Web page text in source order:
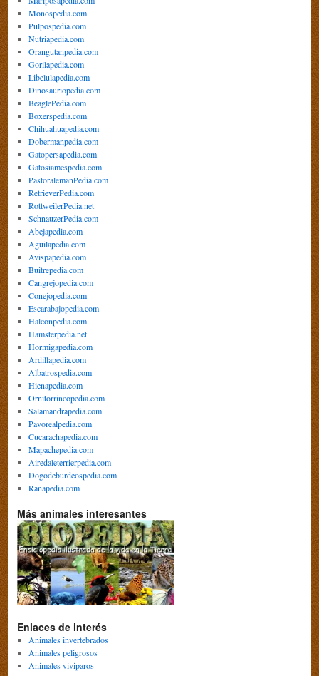
Monospedia.com
Pulpospedia.com
Nutriapedia.com
Orangutanpedia.com
Gorilapedia.com
Libelulapedia.com
Dinosauriopedia.com
BeaglePedia.com
Boxerspedia.com
Chihuahuapedia.com
Dobermanpedia.com
Gatopersapedia.com
Gatosiamespedia.com
PastoralemanPedia.com
RetrieverPedia.com
RottweilerPedia.net
SchnauzerPedia.com
Abejapedia.com
Aguilapedia.com
Avispapedia.com
Buitrepedia.com
Cangrejopedia.com
Conejopedia.com
Escarabajopedia.com
Halconpedia.com
Hamsterpedia.net
Hormigapedia.com
Ardillapedia.com
Albatrospedia.com
Hienapedia.com
Ornitorrincopedia.com
Salamandrapedia.com
Pavorealpedia.com
Cucarachapedia.com
Mapachepedia.com
Airedaleterrierpedia.com
Dogodeburdeospedia.com
Ranapedia.com
Más animales interesantes
Enlaces de interés
Animales invertebrados
Animales peligrosos
Animales viviparos